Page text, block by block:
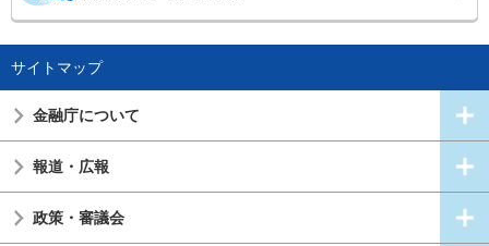
サイトマップ
金融庁について
報道・広報
政策・審議会